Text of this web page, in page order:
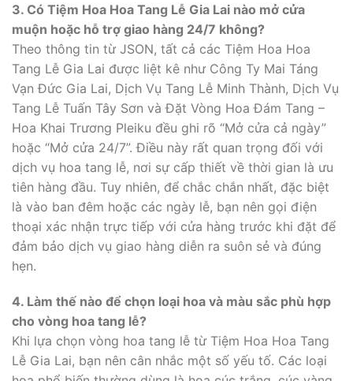
3. Có Tiệm Hoa Hoa Tang Lễ Gia Lai nào mở cửa
muộn hoặc hỗ trợ giao hàng 24/7 không?
Theo thông tin từ JSON, tất cả các Tiệm Hoa Hoa
Tang Lễ Gia Lai được liệt kê như Công Ty Mai Táng
Vạn Đức Gia Lai, Dịch Vụ Tang Lễ Minh Thành, Dịch Vụ
Tang Lễ Tuấn Tây Sơn và Đặt Vòng Hoa Đám Tang –
Hoa Khai Trương Pleiku đều ghi rõ “Mở cửa cả ngày”
hoặc “Mở cửa 24/7”. Điều này rất quan trọng đối với
dịch vụ hoa tang lễ, nơi sự cấp thiết về thời gian là ưu
tiên hàng đầu. Tuy nhiên, để chắc chắn nhất, đặc biệt
là vào ban đêm hoặc các ngày lễ, bạn nên gọi điện
thoại xác nhận trực tiếp với cửa hàng trước khi đặt để
đảm bảo dịch vụ giao hàng diễn ra suôn sẻ và đúng
hẹn.
4. Làm thế nào để chọn loại hoa và màu sắc phù hợp
cho vòng hoa tang lễ?
Khi lựa chọn vòng hoa tang lễ từ Tiệm Hoa Hoa Tang
Lễ Gia Lai, bạn nên cân nhắc một số yếu tố. Các loại